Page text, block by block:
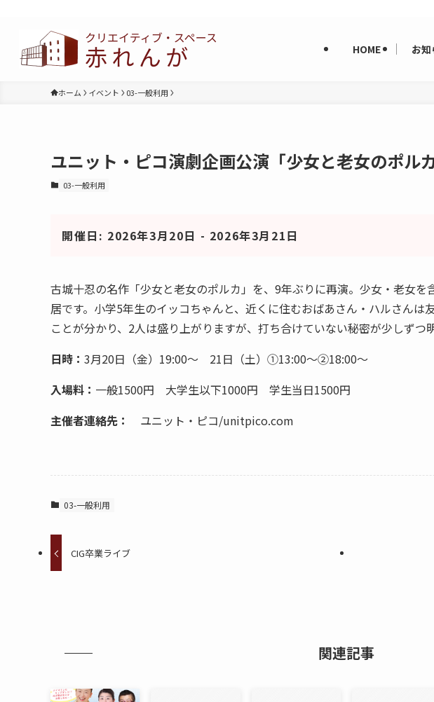
HOME お
ホーム イベント 03-一般利用
ユニット・ピコ演劇企画公演「少女と老女のポルカ
03-一般利用
開催日: 2026年3月20日 - 2026年3月21日
古城十忍の名作「少女と老女のポルカ」を、9年ぶりに再演。少女・老女を
居です。小学5年生のイッコちゃんと、近くに住むおばあさん・ハルさんは
ことが分かり、2人は盛り上がりますが、打ち合けていない秘密が少しずつ
日時： 3月20日（金）19:00～ 21日（土）①13:00～②18:00～
入場料： 一般1500円 大学生以下1000円 学生当日1500円
主催者連絡先：
ユニット・ピコ/unitpico.com
03-一般利用
CIG卒業ライブ
関連記事